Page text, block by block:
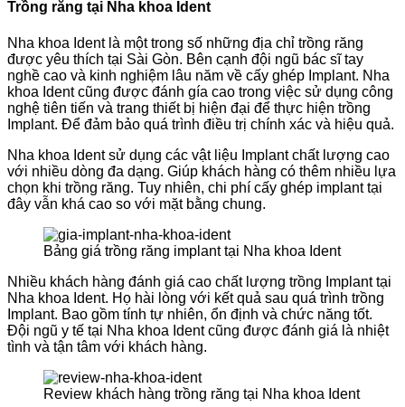
Trồng răng tại Nha khoa Ident
Nha khoa Ident là một trong số những địa chỉ trồng răng
được yêu thích tại Sài Gòn. Bên cạnh đội ngũ bác sĩ tay
nghề cao và kinh nghiệm lâu năm về cấy ghép Implant. Nha
khoa Ident cũng được đánh gía cao trong việc sử dụng công
nghệ tiên tiến và trang thiết bị hiện đại để thực hiện trồng
Implant. Để đảm bảo quá trình điều trị chính xác và hiệu quả.
Nha khoa Ident sử dụng các vật liệu Implant chất lượng cao
với nhiều dòng đa dạng. Giúp khách hàng có thêm nhiều lựa
chọn khi trồng răng. Tuy nhiên, chi phí cấy ghép implant tại
đây vẫn khá cao so với mặt bằng chung.
Bảng giá trồng răng implant tại Nha khoa Ident
Nhiều khách hàng đánh giá cao chất lượng trồng Implant tại
Nha khoa Ident. Họ hài lòng với kết quả sau quá trình trồng
Implant. Bao gồm tính tự nhiên, ổn định và chức năng tốt.
Đội ngũ y tế tại Nha khoa Ident cũng được đánh giá là nhiệt
tình và tận tâm với khách hàng.
Review khách hàng trồng răng tại Nha khoa Ident